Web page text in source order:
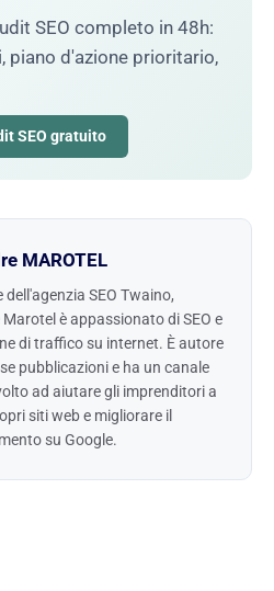
SEO completo in 48h:
piano d'azione prioritario,
SEO gratuito
MAROTEL
dell'agenzia SEO Twaino,
è appassionato di SEO e
di traffico su internet. È autore
pubblicazioni e ha un canale
ad aiutare gli imprenditori a
siti web e migliorare il
su Google.